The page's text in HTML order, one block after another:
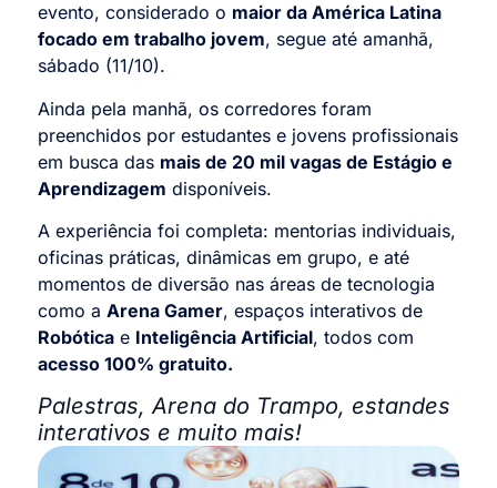
evento, considerado o maior da América Latina
focado em trabalho jovem, segue até amanhã,
sábado (11/10).
Ainda pela manhã, os corredores foram
preenchidos por estudantes e jovens profissionais
em busca das mais de 20 mil vagas de Estágio e
Aprendizagem disponíveis.
A experiência foi completa: mentorias individuais,
oficinas práticas, dinâmicas em grupo, e até
momentos de diversão nas áreas de tecnologia
como a Arena Gamer, espaços interativos de
Robótica e Inteligência Artificial, todos com
acesso 100% gratuito.
Palestras, Arena do Trampo, estandes
interativos e muito mais!